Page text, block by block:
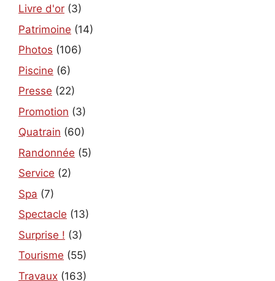
Livre d'or (3)
Patrimoine (14)
Photos (106)
Piscine (6)
Presse (22)
Promotion (3)
Quatrain (60)
Randonnée (5)
Service (2)
Spa (7)
Spectacle (13)
Surprise ! (3)
Tourisme (55)
Travaux (163)